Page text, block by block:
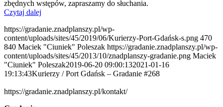
zbędnych wstępów, zapraszamy do słuchania.
Czytaj dalej
https://gradanie.znadplanszy.pl/wp-
content/uploads/sites/45/2019/06/Kurierzy-Port-Gdańsk-s.png 470
840 Maciek "Ciuniek" Poleszak https://gradanie.znadplanszy.pl/wp-
content/uploads/sites/45/2013/10/znadplanszy-gradanie.png Maciek
"Ciuniek" Poleszak2019-06-20 09:00:132021-01-16
19:13:43Kurierzy / Port Gdańsk – Gradanie #268
https://gradanie.znadplanszy.pl/kontakt/